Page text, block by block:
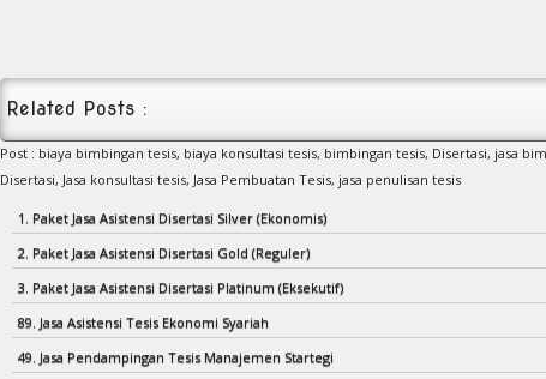
Related Posts :
Post : biaya bimbingan tesis, biaya konsultasi tesis, bimbingan tesis, Disertasi, jasa
Disertasi, Jasa konsultasi tesis, Jasa Pembuatan Tesis, jasa penulisan tesis
1. Paket Jasa Asistensi Disertasi Silver (Ekonomis)
2. Paket Jasa Asistensi Disertasi Gold (Reguler)
3. Paket Jasa Asistensi Disertasi Platinum (Eksekutif)
89. Jasa Asistensi Tesis Ekonomi Syariah
49. Jasa Pendampingan Tesis Manajemen Startegi